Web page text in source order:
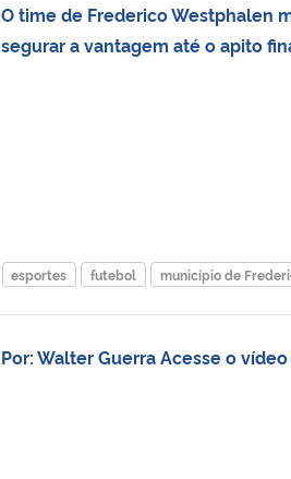
O time de Frederico Westphalen
segurar a vantagem até o apito
esportes futebol município de
Por: Walter Guerra Acesse o